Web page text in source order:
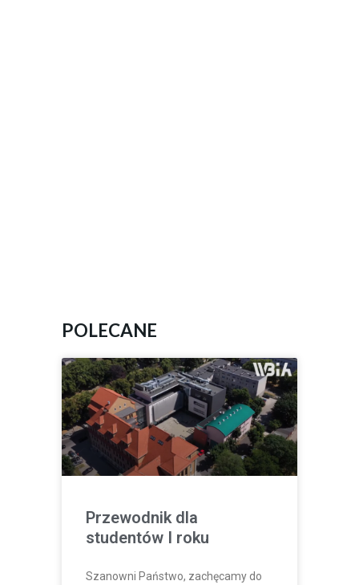
POLECANE
Przewodnik dla
studentów I roku
Szanowni Państwo, zachęcamy do